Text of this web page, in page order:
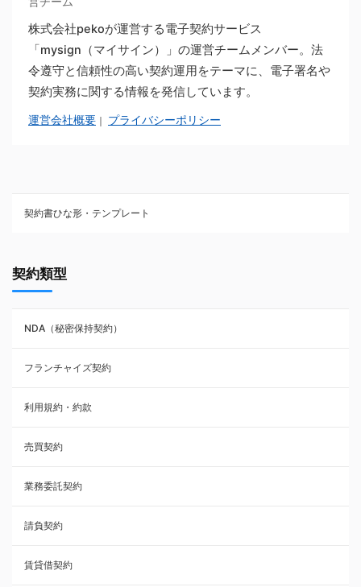
株式会社pekoが運営する電子契約サービス
「mysign（マイサイン）」の運営チームメンバー。法
令遵守と信頼性の高い契約運用をテーマに、電子署名や
契約実務に関する情報を発信しています。
運営会社概要 ｜ プライバシーポリシー
契約書ひな形・テンプレート
NDA（秘密保持契約）
業務委託契約
利用規約・約款
覚書・合意書・同意書
承諾書
雇用契約
その他契約・書面
売買契約
契約類型
NDA（秘密保持契約）
フランチャイズ契約
利用規約・約款
売買契約
業務委託契約
請負契約
賃貸借契約